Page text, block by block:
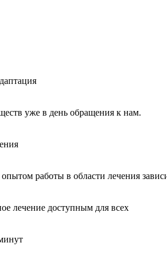
уже в день обращения к нам.
работы в области лечения
лечение доступным для всех